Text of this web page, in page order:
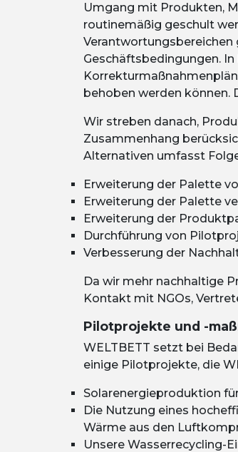
Umgang mit Produkten,
routinemäßig geschult
Verantwortungsbereichen
Geschäftsbedingungen.
behoben werden können.
Wir streben danach,
Zusammenhang
Alternativen umfasst
Erweiterung der Palette
Erweiterung der Palette
Erweiterung der
Durchführung von
Verbesserung der
Da wir mehr nachhaltige
Kontakt mit NGOs,
Pilotprojekte und -
WELTBETT setzt bei
einige Pilotprojekte, die
Solarenergieproduktion
Die Nutzung eines
Wärme aus den
Unsere Wasserrecycling-